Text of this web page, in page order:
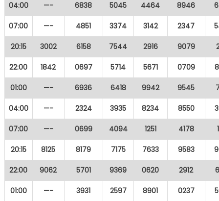
04:00 —- 6838 5045 4464 8946
07:00 —- 4851 3374 3142 2347
20:15 3002 6158 7544 2916 9079
22:00 1842 0697 5714 5671 0709
01:00 —- 6936 6418 9942 9545
04:00 —- 2324 3935 8234 8550
07:00 —- 0699 4094 1251 4178
20:15 8125 8179 7175 7633 9583
22:00 9062 5701 9369 0620 2912
01:00 —- 3931 2597 8901 0237